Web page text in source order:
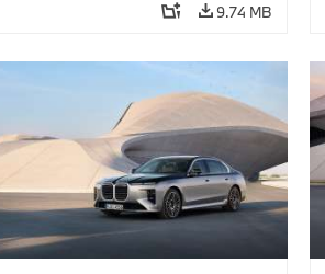
9.74 MB